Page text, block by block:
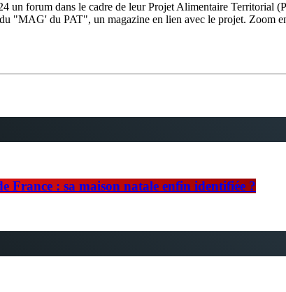
un forum dans le cadre de leur Projet Alimentaire Territorial
"MAG' du PAT", un magazine en lien avec le projet. Zoom
France : sa maison natale enfin identifiée ?